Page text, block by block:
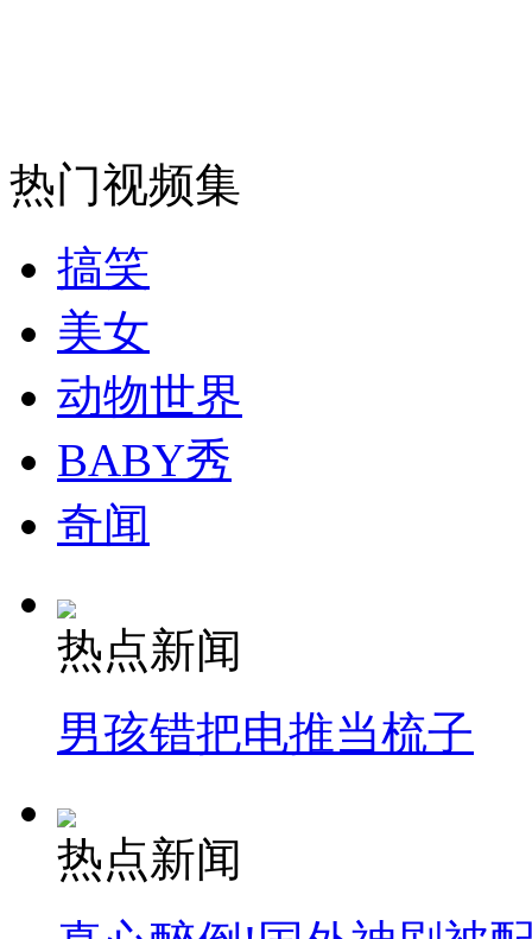
安徽一实载49人客车翻车
走！跟着总书记去植树
纽约上演“枕头大战”
司机酒驾遇交警 急速倒车逃窜
热门视频集
搞笑
美女
动物世界
BABY秀
奇闻
热点新闻
男孩错把电推当梳子
热点新闻